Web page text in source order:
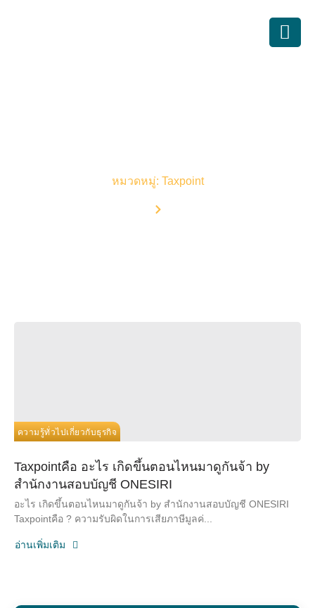
หมวดหมู่: Taxpoint
ความรู้ทั่วไปเกี่ยวกับธุรกิจ
Taxpointคือ อะไร เกิดขึ้นตอนไหนมาดูกันจ้า by
สำนักงานสอบบัญชี ONESIRI
อะไร เกิดขึ้นตอนไหนมาดูกันจ้า by สำนักงานสอบบัญชี ONESIRI
Taxpointคือ ? ความรับผิดในการเสียภาษีมูลค่...
อ่านเพิ่มเติม